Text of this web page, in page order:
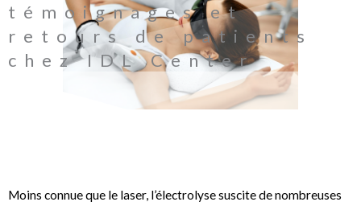
témoignages et
retours de patients
chez IDL Center
Moins connue que le laser, l’électrolyse suscite de nombreuses